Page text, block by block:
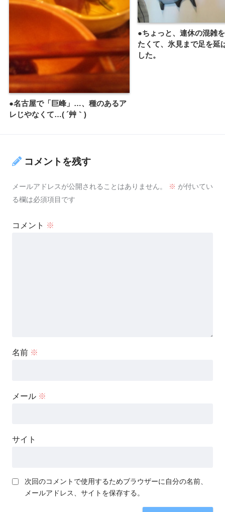
●名古屋で「巨峰」…、種のあるア
レじやなくて…( ´艸｀)
●ちょっと、連休の混雑
たくて、氷見まで足を延
した。
コメントを残す
メールアドレスが公開されることはありません。 ※ が付いてい
る欄は必須項目です
コメント ※
名前 ※
メール ※
サイト
次回のコメントで使用するためブラウザーに自分の名前、
メールアドレス、サイトを保存する。